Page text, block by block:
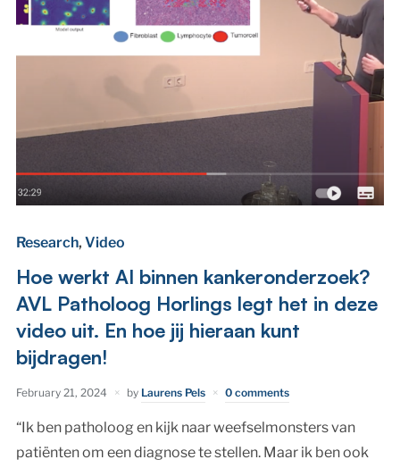
Research, Video
Hoe werkt AI binnen kankeronderzoek?
AVL Patholoog Horlings legt het in deze
video uit. En hoe jij hieraan kunt
bijdragen!
February 21, 2024 by Laurens Pels 0 comments
“Ik ben patholoog en kijk naar weefselmonsters van
patiënten om een diagnose te stellen. Maar ik ben ook